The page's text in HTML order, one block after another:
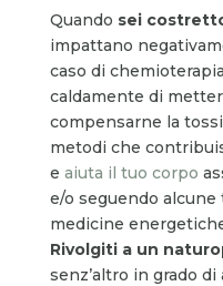
Quando sei
impattano
caso di
caldamente di
compensarne la
metodi che
e aiuta il tuo corpo
e/o seguendo
medicine
Rivolgiti a un
senz’altro in grado di